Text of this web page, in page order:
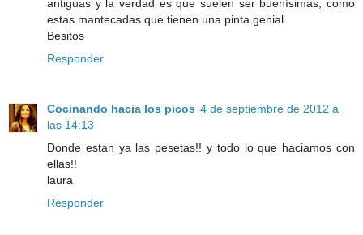
antiguas y la verdad es que suelen ser buenísimas, como
estas mantecadas que tienen una pinta genial
Besitos
Responder
Cocinando hacia los picos 4 de septiembre de 2012 a
las 14:13
Donde estan ya las pesetas!! y todo lo que haciamos con
ellas!!
laura
Responder